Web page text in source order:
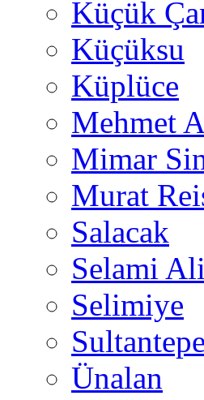
Küçük
Küçüksu
Küplüce
Mehmet
Mimar
Murat
Salacak
Selami Ali
Selimiye
Sultantepe
Ünalan